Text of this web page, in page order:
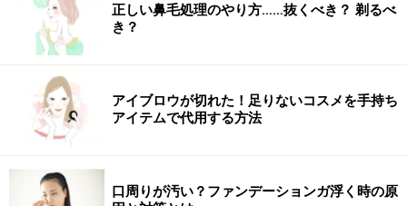
次ページでは「むくんだ目元や顔に効く時短美ワザ」
を、紹介します。
※記事内容は執筆時点のものです。最新の内容をご確認くださ
い。
※個人の体質、また、誤った方法による実践に起因して肌荒れや
不調を引き起こす場合があります。実践の際には、必ず自身の体
質及び健康状態を十分に考慮し、正しい方法で行ってください。
また、全ての方への有効性を保証するものではありません。
正しい鼻毛処理のやり方……抜くべき？ 剃るべ
き？
アイブロウが切れた！足りないコスメを手持ち
アイテムで代用する方法
口周りが汚い？ファンデーションガ浮く時の原